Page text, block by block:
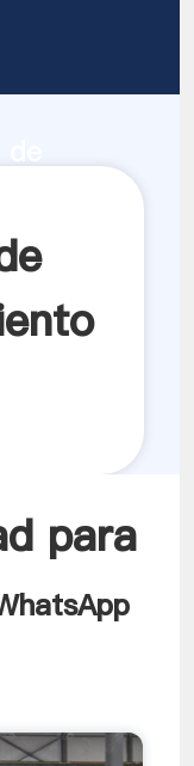
para